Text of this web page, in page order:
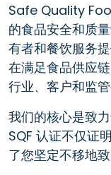
Safe Quality
的食品安全和质
有者和餐饮服务
在满足食品供应
行业、客户和监管
我们的核心是致
SQF 认证不仅证
了您坚定不移地